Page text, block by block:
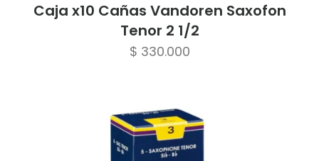
Caja x10 Cañas Vandoren Saxofon
Tenor 2 1/2
$ 330.000